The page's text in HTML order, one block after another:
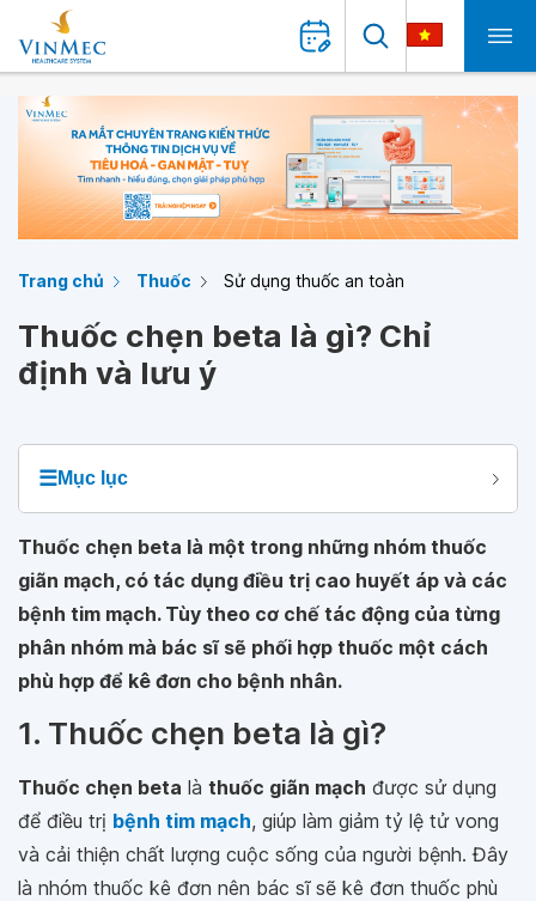
Trang chủ Thuốc Sử dụng thuốc an toàn
Thuốc chẹn beta là gì? Chỉ
định và lưu ý
☰Mục lục
Thuốc chẹn beta là một trong những nhóm thuốc
giãn mạch, có tác dụng điều trị cao huyết áp và các
bệnh tim mạch. Tùy theo cơ chế tác động của từng
phân nhóm mà bác sĩ sẽ phối hợp thuốc một cách
phù hợp để kê đơn cho bệnh nhân.
1. Thuốc chẹn beta là gì?
Thuốc chẹn beta là thuốc giãn mạch được sử dụng
để điều trị bệnh tim mạch, giúp làm giảm tỷ lệ tử vong
và cải thiện chất lượng cuộc sống của người bệnh. Đây
là nhóm thuốc kê đơn nên bác sĩ sẽ kê đơn thuốc phù